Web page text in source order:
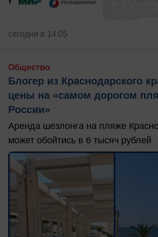
сегодня в 14:05
Общество
Блогер из Краснодарского
цены на «самом дорогом
России»
Аренда шезлонга на пляже
может обойтись в 6 тысяч рублей